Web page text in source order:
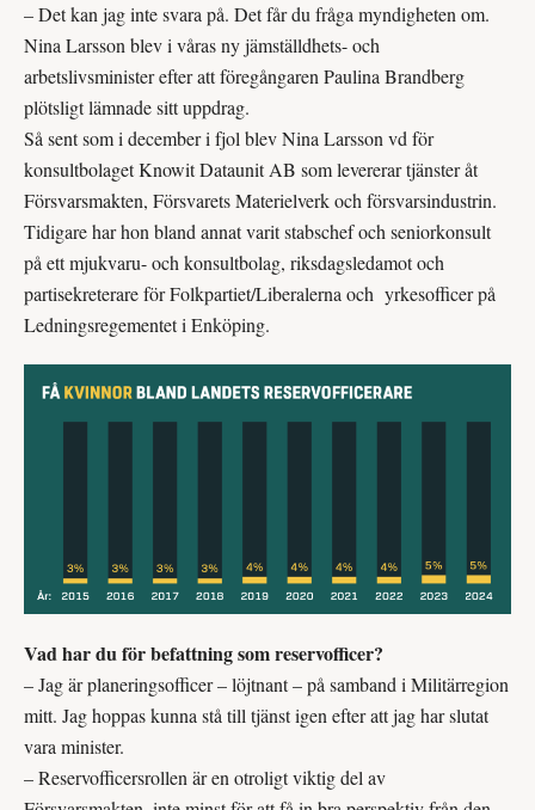
– Det kan jag inte svara på. Det får du fråga myndigheten om.
Nina Larsson blev i våras ny jämställdhets- och
arbetslivsminister efter att föregångaren Paulina Brandberg
plötsligt lämnade sitt uppdrag.
Så sent som i december i fjol blev Nina Larsson vd för
konsultbolaget Knowit Dataunit AB som levererar tjänster åt
Försvarsmakten, Försvarets Materielverk och försvarsindustrin.
Tidigare har hon bland annat varit stabschef och seniorkonsult
på ett mjukvaru- och konsultbolag, riksdagsledamot och
partisekreterare för Folkpartiet/Liberalerna och yrkesofficer på
Ledningsregementet i Enköping.
Vad har du för befattning som reservofficer?
– Jag är planeringsofficer – löjtnant – på samband i Militärregion
mitt. Jag hoppas kunna stå till tjänst igen efter att jag har slutat
vara minister.
– Reservofficersrollen är en otroligt viktig del av